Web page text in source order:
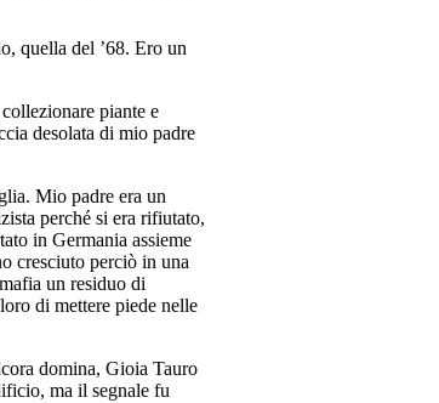
quella del ’68. Ero un
piante e
desolata di mio padre
Mio padre era un
perché si era rifiutato,
in Germania assieme
cresciuto perciò in una
un residuo di
di mettere piede nelle
domina, Gioia Tauro
ma il segnale fu